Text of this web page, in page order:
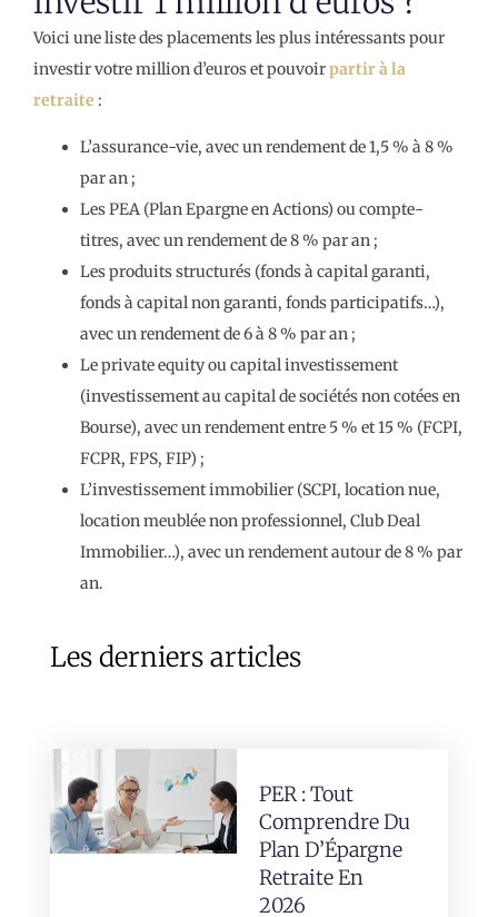
Voici une liste des placements les plus intéressants pour
investir votre million d’euros et pouvoirpartir à la
retraite :
L’assurance-vie, avec un rendement de 1,5 % à 8 %
par an ;
Les PEA (Plan Epargne en Actions) ou compte-
titres, avec un rendement de 8 % par an ;
Les produits structurés (fonds à capital garanti,
fonds à capital non garanti, fonds participatifs…),
avec un rendement de 6 à 8 % par an ;
Le private equity ou capital investissement
(investissement au capital de sociétés non cotées en
Bourse), avec un rendement entre 5 % et 15 % (FCPI,
FCPR, FPS, FIP) ;
L’investissement immobilier (SCPI, location nue,
location meublée non professionnel, Club Deal
Immobilier…), avec un rendement autour de 8 % par
an.
Les derniers articles
PER : Tout
Comprendre Du
Plan D’Épargne
Retraite En
2026